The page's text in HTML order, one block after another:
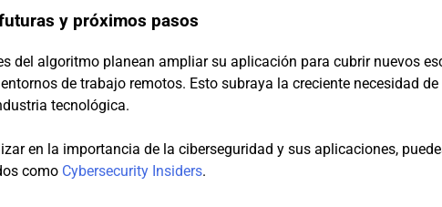
y próximos pasos
del algoritmo planean ampliar su aplicación para cubrir nuevos
de trabajo remotos. Esto subraya la creciente necesidad
tecnológica.
en la importancia de la ciberseguridad y sus aplicaciones,
como Cybersecurity Insiders.